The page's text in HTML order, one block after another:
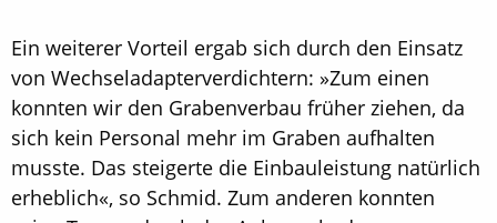
Ein weiterer Vorteil ergab sich durch den Einsatz
von Wechseladapterverdichtern: »Zum einen
konnten wir den Grabenverbau früher ziehen, da
sich kein Personal mehr im Graben aufhalten
musste. Das steigerte die Einbauleistung natürlich
erheblich«, so Schmid. Zum anderen konnten